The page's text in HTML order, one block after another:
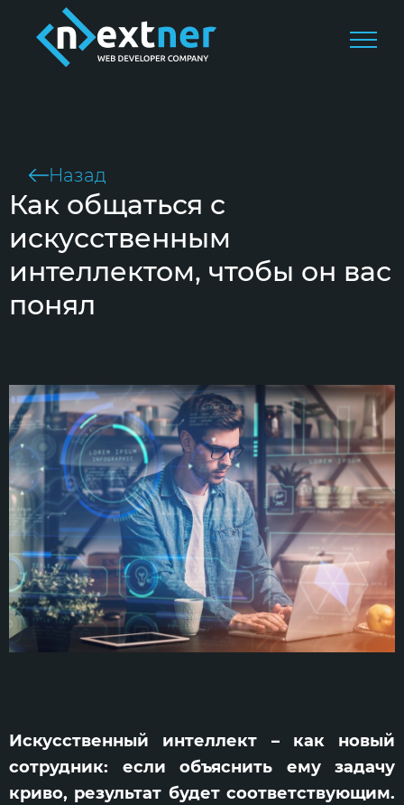
Назад
Как общаться с
искусственным
интеллектом, чтобы он вас
понял
Искусственный интеллект – как новый
сотрудник: если объяснить ему задачу
криво, результат будет соответствующим.